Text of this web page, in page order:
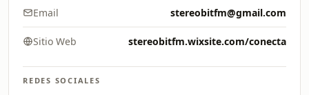
Email stereobitfm@gmail.com
Sitio Web stereobitfm.wixsite.com/conecta
REDES SOCIALES